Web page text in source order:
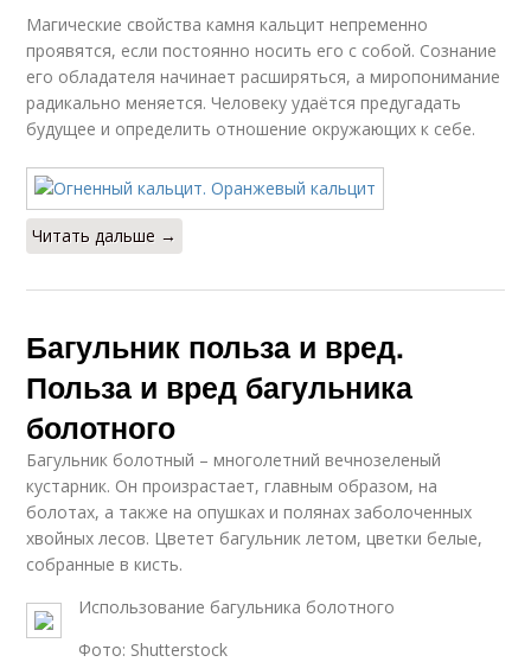
Магические свойства камня кальцит непременно
проявятся, если постоянно носить его с собой. Сознание
его обладателя начинает расширяться, а миропонимание
радикально меняется. Человеку удаётся предугадать
будущее и определить отношение окружающих к себе.
Читать дальше →
Багульник польза и вред.
Польза и вред багульника
болотного
Багульник болотный – многолетний вечнозеленый
кустарник. Он произрастает, главным образом, на
болотах, а также на опушках и полянах заболоченных
хвойных лесов. Цветет багульник летом, цветки белые,
собранные в кисть.
Использование багульника болотного
Фото: Shutterstock